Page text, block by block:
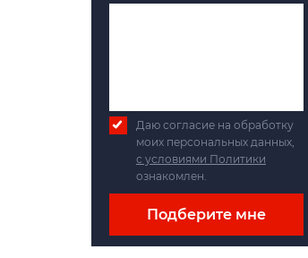
Даю согласие на обработку
моих персональных данных,
с условиями Политики
ознакомлен.
Подберите мне